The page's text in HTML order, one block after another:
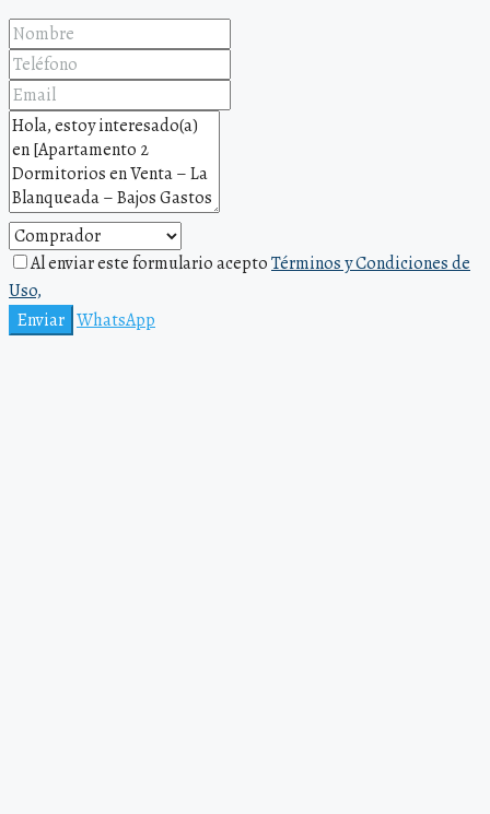
Al enviar este formulario aceptoTérminos y Condiciones de
Uso,
Enviar WhatsApp